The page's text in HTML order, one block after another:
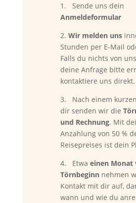
1. Sende uns dein
Anmeldeformular
2. Wir melden uns
Stunden per E-Mail
Falls du nichts von
deine Anfrage bitte
kontaktiere uns direkt.
3. Nach einem
dir senden wir die
und Rechnung. Mit
Anzahlung von 50 %
Reisepreises ist dein
4. Etwa einen Monat
Törnbeginnnehmen
Kontakt mit dir auf,
wann und wie du